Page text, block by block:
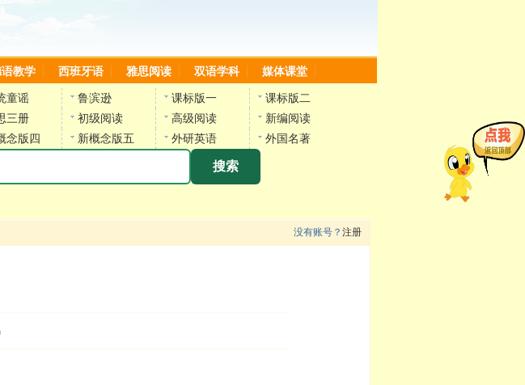
教学 西班牙语 雅思阅读 双语学科 媒体课堂
童谣 鲁滨逊 课标版一
课标版二
三册 初级阅读 高级阅读
新编阅读
念版四 新概念版五 外研英语 外国名著
搜索
网站 没有账号？ 注册